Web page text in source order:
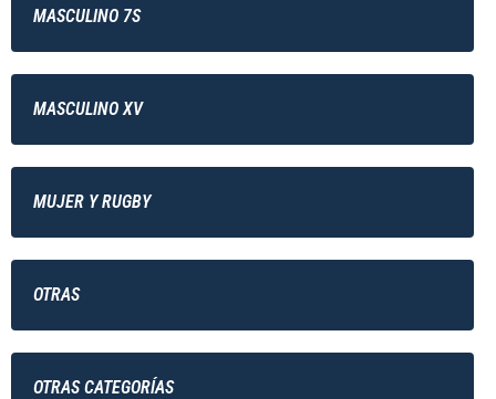
MASCULINO 7S
MASCULINO XV
MUJER Y RUGBY
OTRAS
OTRAS CATEGORÍAS